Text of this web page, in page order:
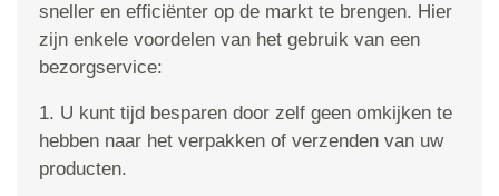
sneller en efficiënter op de markt te brengen. Hier
zijn enkele voordelen van het gebruik van een
bezorgservice:
1. U kunt tijd besparen door zelf geen omkijken te
hebben naar het verpakken of verzenden van uw
producten.